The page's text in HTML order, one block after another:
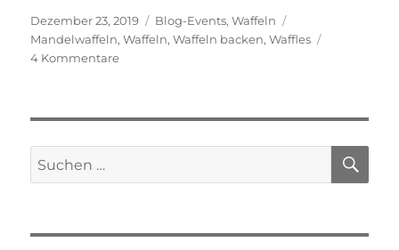
Veröffentlicht
am
Dezember 23, 2019 Kategorien
Blog-Events,Waffeln
Mandelwaffeln,Waffeln,Waffeln backen,Waffles
4 Kommentarezu
Suche
nach: